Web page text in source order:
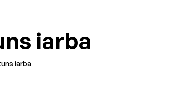
500 RON — Disponibil acum!
iarba
iarba